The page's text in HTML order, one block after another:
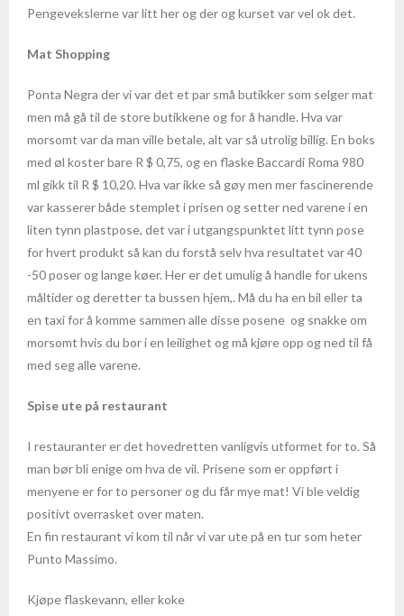
- Koh Samui
- Krabi
- Pattaya
- Phuket
- Fakta om Thailand
Vietnam
- Fakta om Vietnam
Pengevekslerne var litt her og der og kurset var vel ok det.
Mat Shopping
Ponta Negra der vi var det et par små butikker som selger mat
men må gå til de store butikkene og for å handle. Hva var
morsomt var da man ville betale, alt var så utrolig billig. En boks
med øl koster bare R $ 0,75, og en flaske Baccardi Roma 980
ml gikk til R $ 10,20. Hva var ikke så gøy men mer fascinerende
var kasserer både stemplet i prisen og setter ned varene i en
liten tynn plastpose, det var i utgangspunktet litt tynn pose
for hvert produkt så kan du forstå selv hva resultatet var 40
-50 poser og lange køer. Her er det umulig å handle for ukens
måltider og deretter ta bussen hjem,. Må du ha en bil eller ta
en taxi for å komme sammen alle disse posene og snakke om
morsomt hvis du bor i en leilighet og må kjøre opp og ned til få
med seg alle varene.
Spise ute på restaurant
I restauranter er det hovedretten vanligvis utformet for to. Så
man bør bli enige om hva de vil. Prisene som er oppført i
menyene er for to personer og du får mye mat! Vi ble veldig
positivt overrasket over maten.
En fin restaurant vi kom til når vi var ute på en tur som heter
Punto Massimo.
Kjøpe flaskevann, eller koke